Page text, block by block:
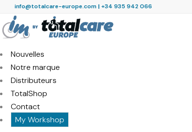
info@totalcare-europe.com| +34 935 942 066
Nouvelles
Notre marque
Distributeurs
TotalShop
Contact
My Workshop